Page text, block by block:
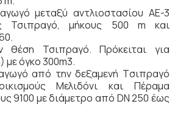
μεταξύ αντλιοστασίου ΑΕ-3
Τσιπραγό, μήκους 500 m και
θέση Τσιπραγό. Πρόκειται για
με όγκο 300m3.
από την δεξαμενή Tσιπραγό
Μελιδόνι και Πέραμα
9100 με διάμετρο από DN 250 έως